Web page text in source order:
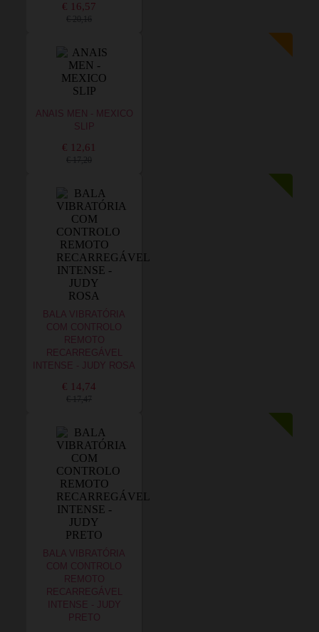
€ 16,57
€ 20,16
ANAIS MEN - MEXICO
SLIP
€ 12,61
€ 17,20
BALA VIBRATÓRIA
COM CONTROLO
REMOTO
RECARREGÁVEL
INTENSE - JUDY ROSA
€ 14,74
€ 17,47
BALA VIBRATÓRIA
COM CONTROLO
REMOTO
RECARREGÁVEL
INTENSE - JUDY
PRETO